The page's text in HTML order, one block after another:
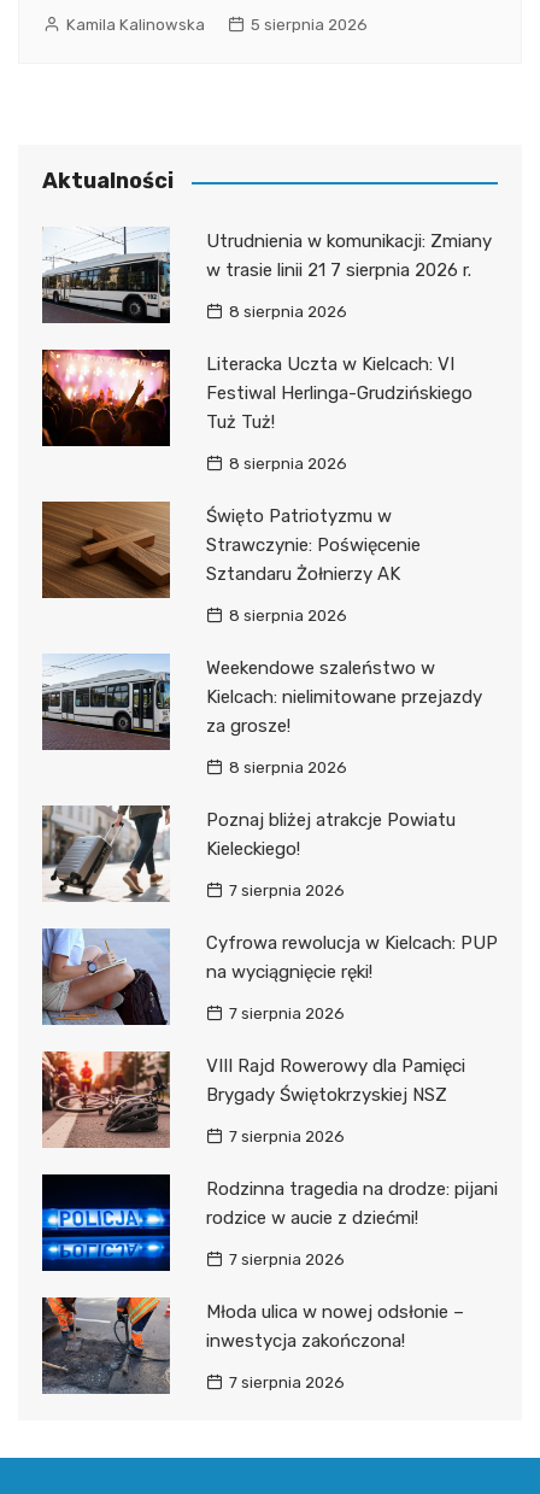
Kamila Kalinowska 5 sierpnia 2026
Aktualności
Utrudnienia w komunikacji: Zmiany
w trasie linii 21 7 sierpnia 2026 r.
8 sierpnia 2026
Literacka Uczta w Kielcach: VI
Festiwal Herlinga-Grudzińskiego
Tuż Tuż!
8 sierpnia 2026
Święto Patriotyzmu w
Strawczynie: Poświęcenie
Sztandaru Żołnierzy AK
8 sierpnia 2026
Weekendowe szaleństwo w
Kielcach: nielimitowane przejazdy
za grosze!
8 sierpnia 2026
Poznaj bliżej atrakcje Powiatu
Kieleckiego!
7 sierpnia 2026
Cyfrowa rewolucja w Kielcach: PUP
na wyciągnięcie ręki!
7 sierpnia 2026
VIII Rajd Rowerowy dla Pamięci
Brygady Świętokrzyskiej NSZ
7 sierpnia 2026
Rodzinna tragedia na drodze: pijani
rodzice w aucie z dziećmi!
7 sierpnia 2026
Młoda ulica w nowej odsłonie –
inwestycja zakończona!
7 sierpnia 2026